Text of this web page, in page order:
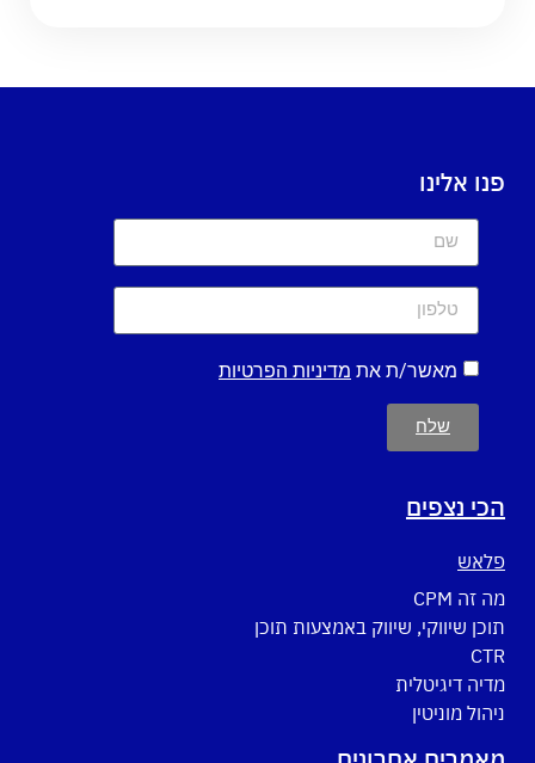
פנו אלינו
מאשר/ת את מדיניות הפרטיות
שלח
הכי נצפים
פלאש
מה זה CPM
תוכן שיווקי, שיווק באמצעות תוכן
CTR
מדיה דיגיטלית
ניהול מוניטין